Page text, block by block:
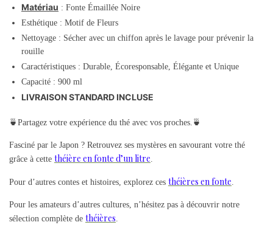
Matériau : Fonte Émaillée Noire
Esthétique : Motif de Fleurs
Nettoyage : Sécher avec un chiffon après le lavage pour prévenir la
rouille
Caractéristiques : Durable, Écoresponsable, Élégante et Unique
Capacité : 900 ml
LIVRAISON STANDARD INCLUSE
🍵Partagez votre expérience du thé avec vos proches.🍵
Fasciné par le Japon ? Retrouvez ses mystères en savourant votre thé
grâce à cette théière en fonte d’un litre.
Pour d’autres contes et histoires, explorez ces théières en fonte.
Pour les amateurs d’autres cultures, n’hésitez pas à découvrir notre
sélection complète de théières.